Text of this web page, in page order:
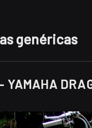
genéricas
YAMAHA